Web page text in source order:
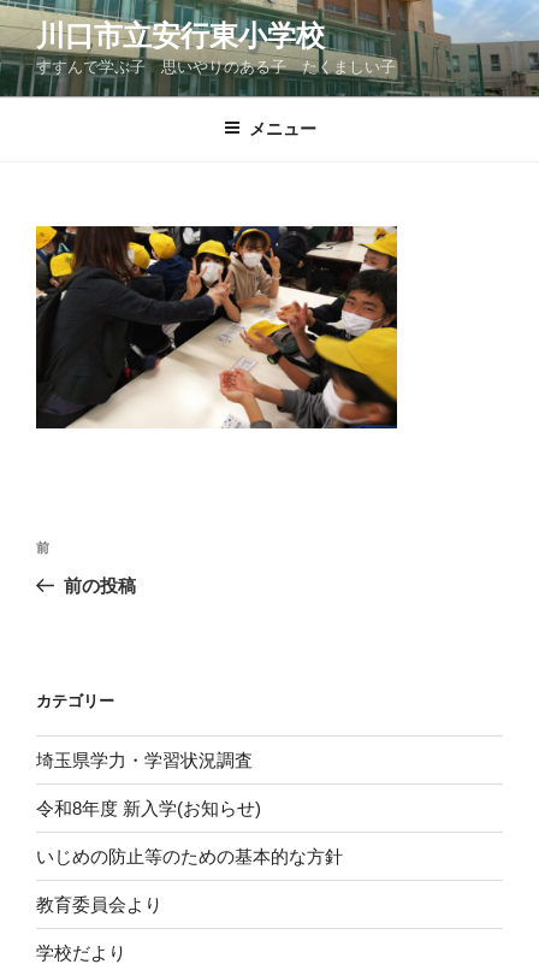
コ
ン
テ
ン
川口市立安行東小学校
すすんで学ぶ子 思いやりのある子 たくましい子
メニュー
投
ー
シ
ョ
ン
前
の
前
前の投稿
カテゴリー
埼玉県学力・学習状況調査
令和8年度 新入学(お知らせ)
いじめの防止等のための基本的な方針
教育委員会より
学校だより